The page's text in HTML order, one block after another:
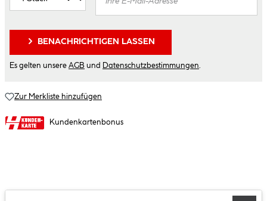
BENACHRICHTIGEN LASSEN
Es gelten unsere AGB und Datenschutzbestimmungen
Zur Merkliste hinzufügen
Kundenkartenbonus